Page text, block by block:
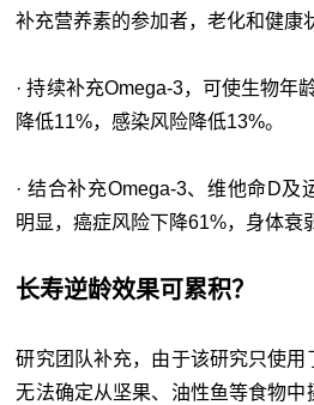
补充营养素的参加者，老化和健康
· 持续补充Omega-3，可使生物年
降低11%，感染风险降低13%。
· 结合补充Omega-3、维他命D及
明显，癌症风险下降61%，身体衰
长寿逆龄效果可累积？
研究团队补充，由于该研究只使用
无法确定从坚果、油性鱼等食物中